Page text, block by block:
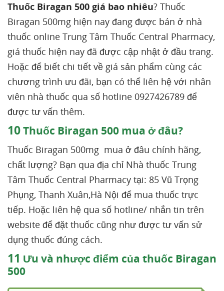
Thuốc Biragan 500 giá bao nhiêu? Thuốc
Biragan 500mg hiện nay đang được bán ở nhà
thuốc online Trung Tâm Thuốc Central Pharmacy,
giá thuốc hiện nay đã được cập nhật ở đầu trang.
Hoặc để biết chi tiết về giá sản phẩm cùng các
chương trình ưu đãi, bạn có thể liên hệ với nhân
viên nhà thuốc qua số hotline 0927426789 để
được tư vấn thêm.
10Thuốc Biragan 500 mua ở đâu?
Thuốc Biragan 500mg mua ở đâu chính hãng,
chất lượng? Bạn qua địa chỉ Nhà thuốc Trung
Tâm Thuốc Central Pharmacy tại: 85 Vũ Trọng
Phụng, Thanh Xuân,Hà Nội để mua thuốc trực
tiếp. Hoặc liên hệ qua số hotline/ nhắn tin trên
website để đặt thuốc cũng như được tư vấn sử
dụng thuốc đúng cách.
11 Ưu và nhược điểm của thuốc Biragan
500